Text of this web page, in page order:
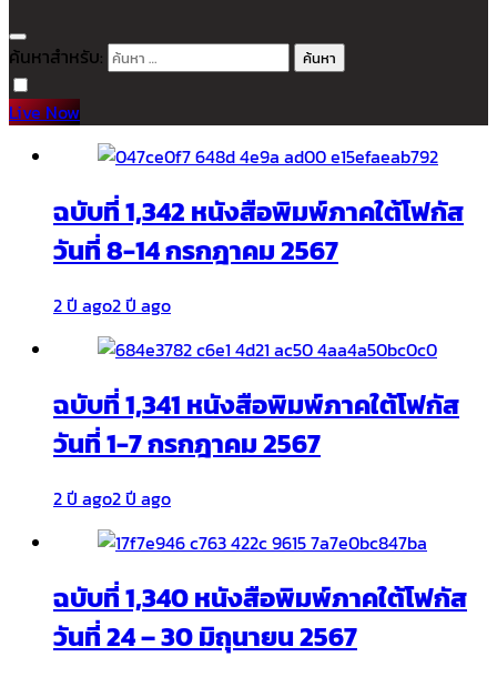
ค้นหาสำหรับ:
Live Now
ฉบับที่ 1,342 หนังสือพิมพ์ภาคใต้โฟกัส
วันที่ 8-14 กรกฎาคม 2567
2 ปี ago2 ปี ago
ฉบับที่ 1,341 หนังสือพิมพ์ภาคใต้โฟกัส
วันที่ 1-7 กรกฎาคม 2567
2 ปี ago2 ปี ago
ฉบับที่ 1,340 หนังสือพิมพ์ภาคใต้โฟกัส
วันที่ 24 – 30 มิถุนายน 2567